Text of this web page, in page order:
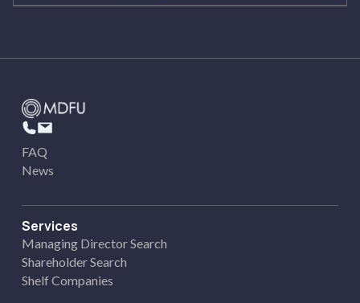
FAQ
News
Services
Managing Director Search
Shareholder Search
Shelf Companies